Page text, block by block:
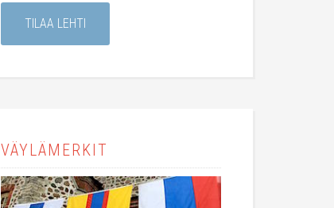
TILAA LEHTI
VÄYLÄMERKIT